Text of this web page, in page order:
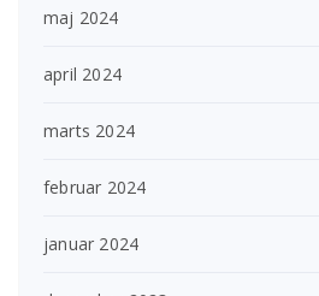
maj 2024
april 2024
marts 2024
februar 2024
januar 2024